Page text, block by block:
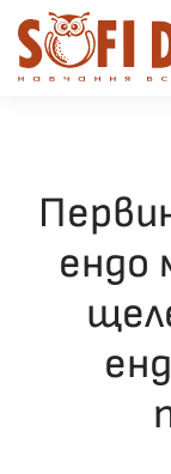
Skip to main
ендо